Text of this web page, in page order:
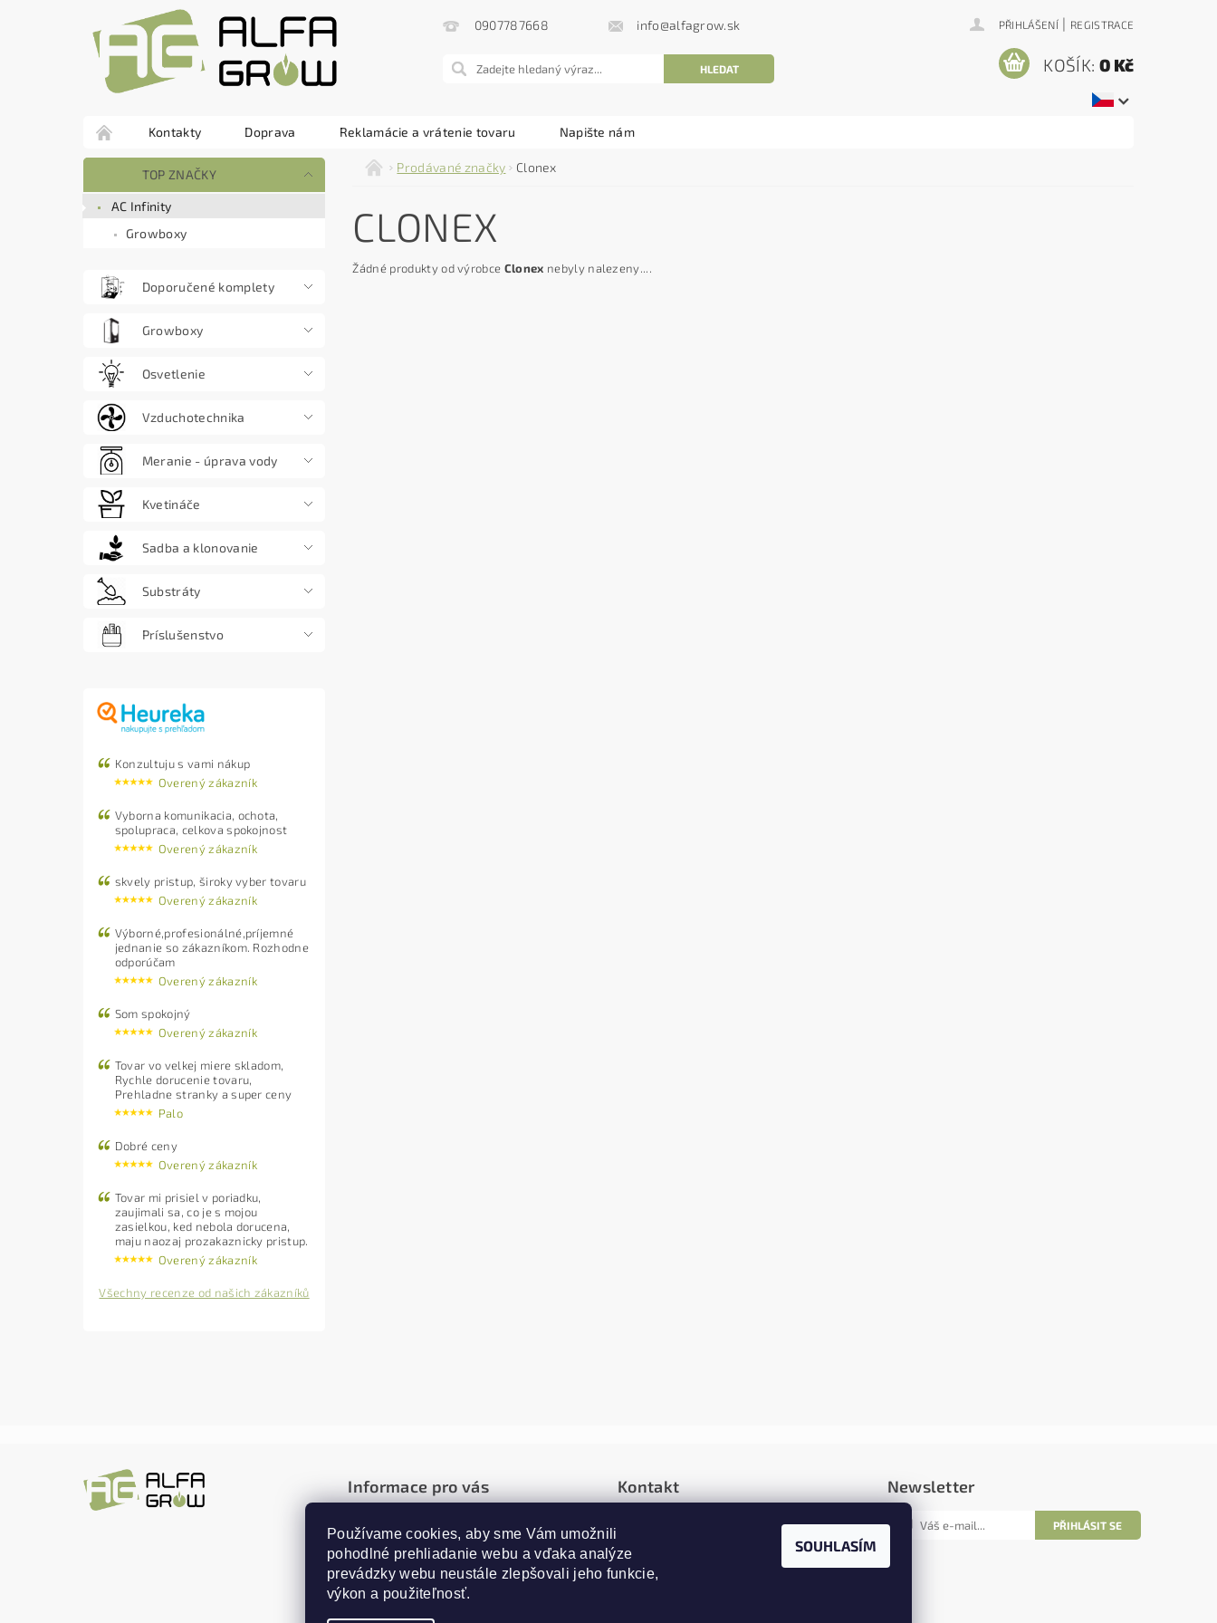
0907787668 info@alfagrow.sk PŘIHLÁŠENÍ | REGISTRACE
KOŠÍK: 0 Kč
Kontakty Doprava Reklamácie a vrátenie tovaru Napište nám
TOP ZNAČKY
AC Infinity
Growboxy
Doporučené komplety
Growboxy
Osvetlenie
Vzduchotechnika
Meranie - úprava vody
Kvetináče
Sadba a klonovanie
Substráty
Príslušenstvo
Konzultuju s vami nákup
Overený zákazník
Vyborna komunikacia, ochota,
spolupraca, celkova spokojnost
Overený zákazník
skvely pristup, široky vyber tovaru
Overený zákazník
Výborné,profesionálné,príjemné
jednanie so zákazníkom. Rozhodne
odporúčam
Overený zákazník
Som spokojný
Overený zákazník
Tovar vo velkej miere skladom,
Rychle dorucenie tovaru,
Prehladne stranky a super ceny
Palo
Dobré ceny
Overený zákazník
Tovar mi prisiel v poriadku,
zaujimali sa, co je s mojou
zasielkou, ked nebola dorucena,
maju naozaj prozakaznicky pristup.
Overený zákazník
Všechny recenze od našich zákazníků
Prodávané značky Clonex
CLONEX
Žádné produkty od výrobce Clonex nebyly nalezeny....
Informace pro vás
Doprava
Reklamácie a vrátenie tovaru
Ochrana osobných údajov
Kontakty
Kontakt Newsletter
Používame cookies, aby sme Vám umožnili
pohodlné prehliadanie webu a vďaka analýze
prevádzky webu neustále zlepšovali jeho funkcie,
výkon a použiteľnosť.
SOUHLASÍM